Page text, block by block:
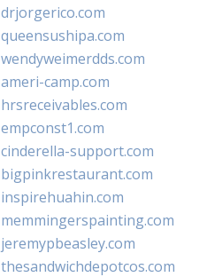
drjorgerico.com
queensushipa.com
wendyweimerdds.com
ameri-camp.com
hrsreceivables.com
empconst1.com
cinderella-support.com
bigpinkrestaurant.com
inspirehuahin.com
memmingerspainting.com
jeremypbeasley.com
thesandwichdepotcos.com